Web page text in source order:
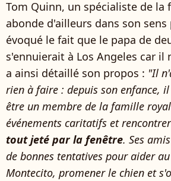
Tom Quinn, un spécialiste de la
abonde d'ailleurs dans son
évoqué le fait que le papa de
s'ennuierait à Los Angeles car il
a ainsi détaillé son propos : "Il
rien à faire : depuis son enfance,
être un membre de la famille
événements caritatifs et
tout jeté par la fenêtre. Ses
de bonnes tentatives pour aider
Montecito, promener le chien et